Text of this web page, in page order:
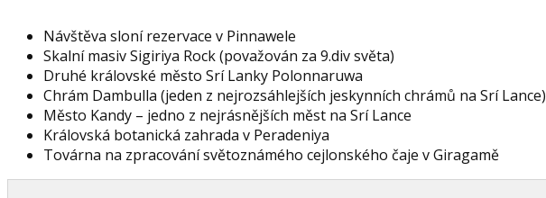
Návštěva sloní rezervace v Pinnawele
Skalní masiv Sigiriya Rock (považován za 9.div světa)
Druhé královské město Srí Lanky Polonnaruwa
Chrám Dambulla (jeden z nejrozsáhlejších jeskynních chrámů na Srí Lance)
Město Kandy – jedno z nejrásnějších měst na Srí Lance
Královská botanická zahrada v Peradeniya
Továrna na zpracování světoznámého cejlonského čaje v Giragamě